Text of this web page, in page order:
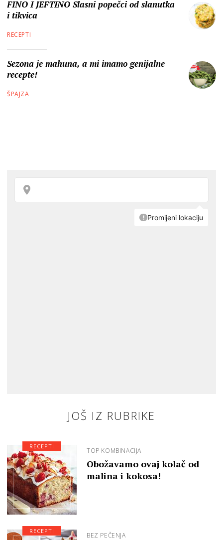
FINO I JEFTINO Slasni popečci od slanutka
i tikvica
RECEPTI
Sezona je mahuna, a mi imamo genijalne
recepte!
ŠPAJZA
JOŠ IZ RUBRIKE
TOP KOMBINACIJA
Obožavamo ovaj kolač od
malina i kokosa!
RECEPTI
BEZ PEČENJA
RECEPTI